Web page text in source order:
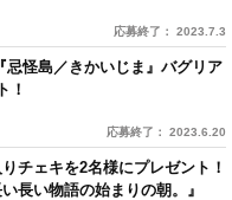
応募終了： 2023.7.3
怪島／きかいじま』バグリア
！
応募終了： 2023.6.20
チェキを2名様にプレゼント！
長い物語の始まりの朝。』